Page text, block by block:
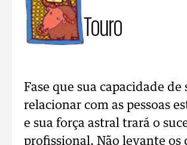
Touro
Fase que sua capacidade de
relacionar com as pessoas
e sua força astral trará o
profissional. Não levante os